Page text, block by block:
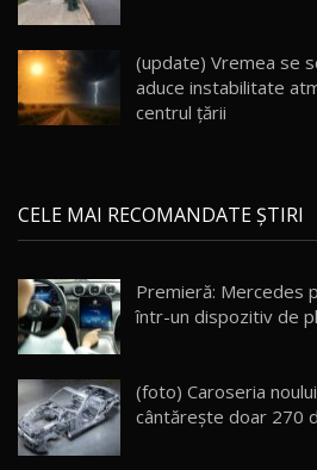
AutoBlog.MD
23:36
20
Noul ZEEKR 7X / Test
29:08
21
Micul BYD Dolphin
AutoBlog.MD
16:59
22
Noua Mazda 6e /
26:59
23
Lynk & Co 01 / Test
25:19
(update) Vremea se
aduce instabilitate
centrul țării
CELE MAI RECOMANDATE ȘTIRI
Premieră: Mercedes
într-un dispozitiv de
(foto) Caroseria
cântărește doar 270